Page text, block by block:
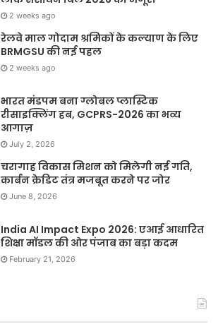
2 weeks ago
रेलवे माल गोदाम श्रमिकों के कल्याण के लिए
BRMGSU की नई पहल
2 weeks ago
भारत मंडपम बना ग्लोबल प्लास्टिक
रीसाइक्लिंग हब, GCPRS-2026 का भव्य
आगाज़
July 2, 2026
चरागाह विकास मिशन को मिलेगी नई गति,
कार्बन क्रेडिट तंत्र मजबूत करने पर जोर
June 8, 2026
India AI Impact Expo 2026: एआई आधारित
शिक्षा मॉडल की ओर पंजाब का बड़ा कदम
February 21, 2026